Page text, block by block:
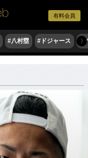
有料会員
#八村塁 #ドジャース #
〉